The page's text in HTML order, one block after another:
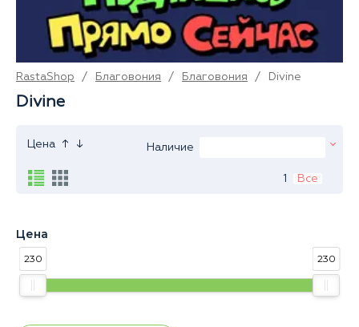
RastaShop / Благовония / Благовония / Divine
Divine
Цена ↑ ↓ Наличие
1 Все
Цена
230 230